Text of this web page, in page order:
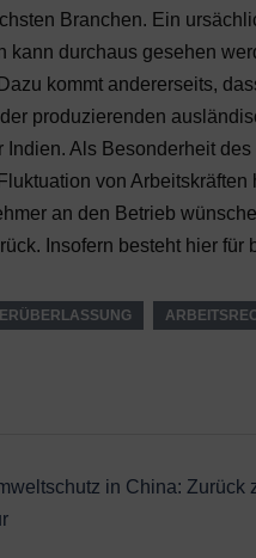
Branchen. Ein
kann durchaus gesehen
kommt andererseits,
produzierenden
Indien. Als Besonderheit
von
an den Betrieb
Insofern besteht hier
in China: Zurück